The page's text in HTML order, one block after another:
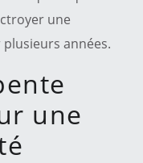
une
années.
une